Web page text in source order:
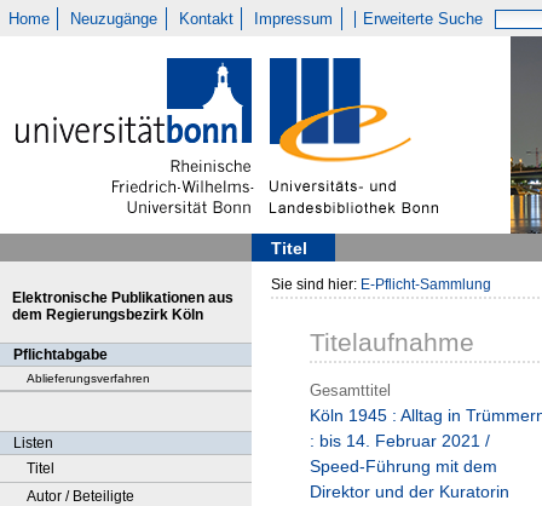
Home Neuzugänge Kontakt Impressum Erweiterte Suche
Titel
Elektronische Publikationen aus
dem Regierungsbezirk Köln
Pflichtabgabe
Ablieferungsverfahren
Listen
Titel
Autor / Beteiligte
Sie sind hier: E-Pflicht-Sammlung
Titelaufnahme
Gesamttitel
Köln 1945 : Alltag in
: bis 14. Februar 2021 /
Speed-Führung mit dem
Direktor und der Kuratorin